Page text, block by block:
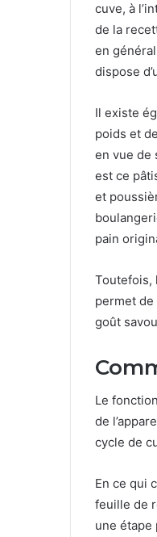
cuve, à
de la
en
dispose
Il existe
poids et
en vue de
est ce
et
pain
Toutefois,
permet
goût
Le
de
cycle de
En ce qui
feuille de
une étape